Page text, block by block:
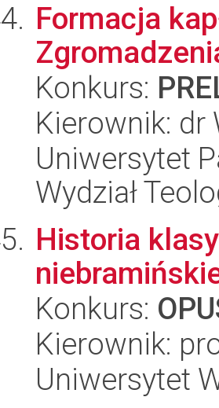
Formacja
Konkurs:
Kierownik: dr
Uniwersytet
Wydział
Historia
Konkurs:
Kierownik:
Uniwersytet